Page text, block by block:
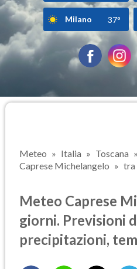
Milano 37°
Meteo Italia
Toscana
Caprese Michelangelo
tra
Meteo Caprese
giorni. Previsioni
precipitazioni,